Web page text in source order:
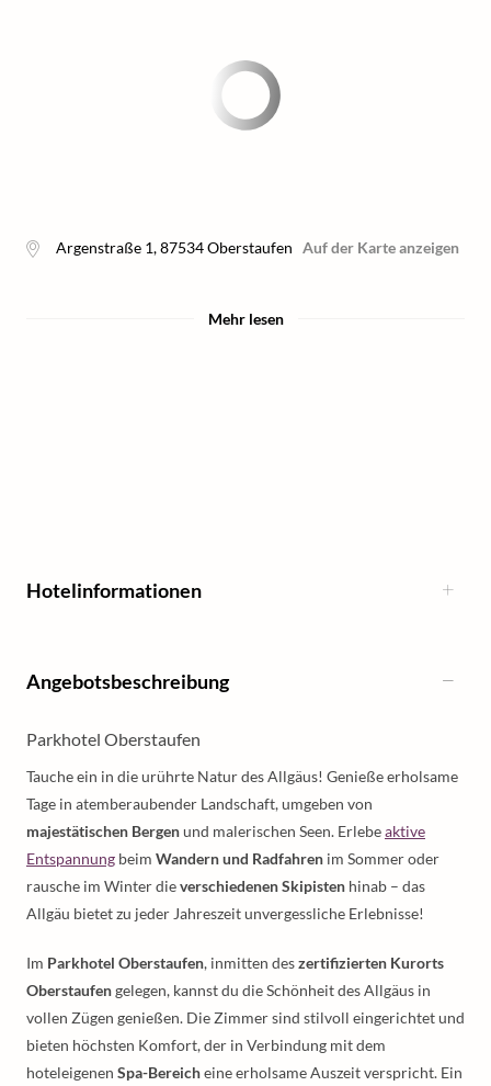
Argenstraße 1,87534 Oberstaufen Auf der Karte anzeigen
Mehr lesen
Hotelinformationen
Angebotsbeschreibung
Parkhotel Oberstaufen
Tauche ein in die urührte Natur des Allgäus! Genieße erholsame
Tage in atemberaubender Landschaft, umgeben von
majestätischen Bergenund malerischen Seen. Erlebeaktive
Entspannung beim Wandern und Radfahren im Sommer oder
rausche im Winter dieverschiedenen Skipisten hinab – das
Allgäu bietet zu jeder Jahreszeit unvergessliche Erlebnisse!
Im Parkhotel Oberstaufen, inmitten deszertifizierten Kurorts
Oberstaufengelegen, kannst du die Schönheit des Allgäus in
vollen Zügen genießen. Die Zimmer sind stilvoll eingerichtet und
bieten höchsten Komfort, der in Verbindung mit dem
hoteleigenen Spa-Bereicheine erholsame Auszeit verspricht. Ein